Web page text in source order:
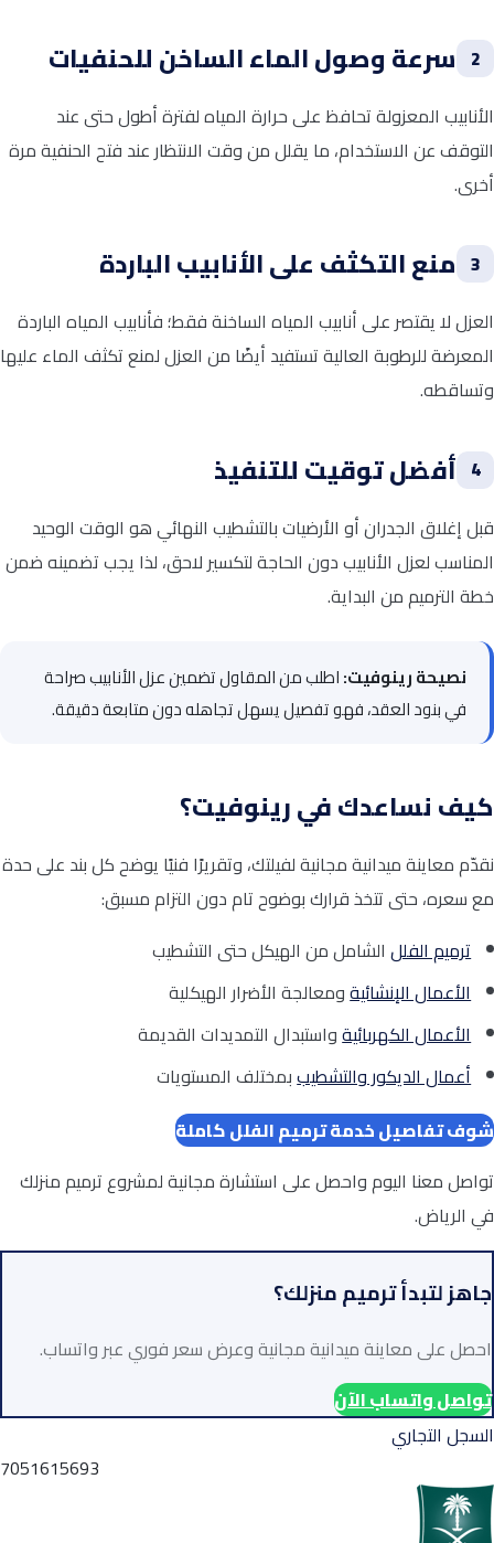
2 سرعة وصول الماء الساخن للحنفيات
الأنابيب المعزولة تحافظ على حرارة المياه لفترة أطول حتى عند
التوقف عن الاستخدام، ما يقلل من وقت الانتظار عند فتح الحنفية مرة
أخرى.
3 منع التكثف على الأنابيب الباردة
العزل لا يقتصر على أنابيب المياه الساخنة فقط؛ فأنابيب المياه الباردة
المعرضة للرطوبة العالية تستفيد أيضًا من العزل لمنع تكثف الماء عليها
وتساقطه.
4 أفضل توقيت للتنفيذ
قبل إغلاق الجدران أو الأرضيات بالتشطيب النهائي هو الوقت الوحيد
المناسب لعزل الأنابيب دون الحاجة لتكسير لاحق، لذا يجب تضمينه ضمن
خطة الترميم من البداية.
نصيحة رينوفيت:اطلب من المقاول تضمين عزل الأنابيب صراحة
في بنود العقد، فهو تفصيل يسهل تجاهله دون متابعة دقيقة.
كيف نساعدك في رينوفيت؟
نقدّم معاينة ميدانية مجانية لفيلتك، وتقريرًا فنيًا يوضح كل بند على حدة
مع سعره، حتى تتخذ قرارك بوضوح تام دون التزام مسبق:
ترميم الفللالشامل من الهيكل حتى التشطيب
الأعمال الإنشائيةومعالجة الأضرار الهيكلية
الأعمال الكهربائيةواستبدال التمديدات القديمة
أعمال الديكور والتشطيببمختلف المستويات
شوف تفاصيل خدمة ترميم الفلل كاملة
تواصل معنا اليوم واحصل على استشارة مجانية لمشروع ترميم منزلك
في الرياض.
جاهز لتبدأ ترميم منزلك؟
احصل على معاينة ميدانية مجانية وعرض سعر فوري عبر واتساب.
تواصل واتساب الآن
السجل التجاري
7051615693